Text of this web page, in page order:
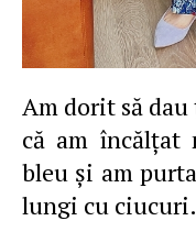
Am dorit să
că am încălţat
bleu şi am
lungi cu ciucuri.